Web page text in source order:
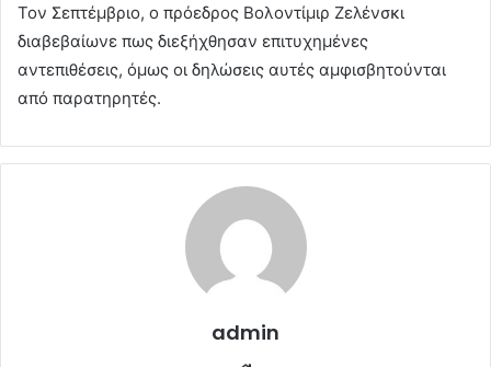
Τον Σεπτέμβριο, ο πρόεδρος Βολοντίμιρ Ζελένσκι
διαβεβαίωνε πως διεξήχθησαν επιτυχημένες
αντεπιθέσεις, όμως οι δηλώσεις αυτές αμφισβητούνται
από παρατηρητές.
admin